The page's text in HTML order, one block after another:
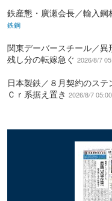
鉄産懇・廣瀬会長／輸入鋼
鉄鋼
関東デーバースチール／
残し分の転嫁急ぐ 2026/8/7
日本製鉄／８月契約のステ
Ｃｒ系据え置き 2026/8/7 05:00